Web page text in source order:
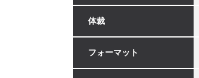
体裁
フォーマット